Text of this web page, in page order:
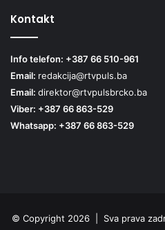
Kontakt
Info telefon: +387 66 510-961
Email: redakcija@rtvpuls.ba
Email: direktor@rtvpulsbrcko.ba
Viber: +387 66 863-529
Whatsapp: +387 66 863-529
© Copyright 2026 | Sva prava